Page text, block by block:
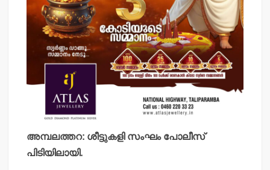
അമ്പലത്തറ: ശീട്ടുകളി സംഘം പോലീസ്
പിടിയിലായി.